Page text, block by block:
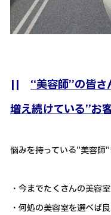
|| “美容師”の皆
増え続けている”お
悩みを持っている”美容師
・今までたくさんの美容
・何処の美容室を選べば